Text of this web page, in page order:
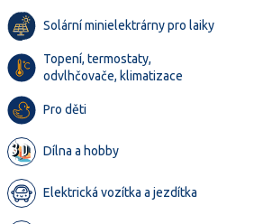
Solární minielektrárny pro laiky
Topení, termostaty,
odvlhčovače, klimatizace
Pro děti
Dílna a hobby
Elektrická vozítka a jezdítka